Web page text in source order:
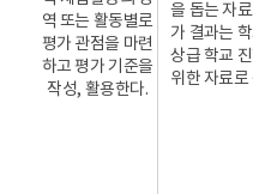
방법의
구체화
:
창의적
역 또는 활동별로
평가 관점을 마련
하고 평가 기준을
작성, 활용한다.
을 돕는 자
가 결과는
상급 학교
위한 자료로